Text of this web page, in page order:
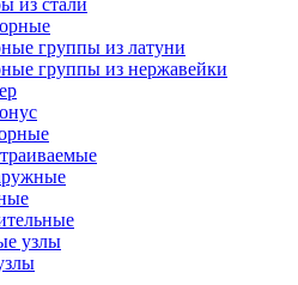
из стали
группы из латуни
группы из нержавейки
узлы